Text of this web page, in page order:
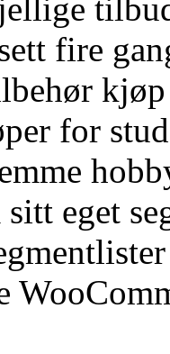
fire
for
eget